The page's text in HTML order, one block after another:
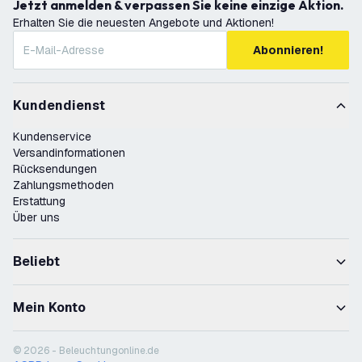
Jetzt anmelden & verpassen Sie keine einzige Aktion.
Erhalten Sie die neuesten Angebote und Aktionen!
Abonnieren!
Kundendienst
Kundenservice
Versandinformationen
Rücksendungen
Zahlungsmethoden
Erstattung
Über uns
Beliebt
Mein Konto
© 2026 - Beleuchtungonline.de